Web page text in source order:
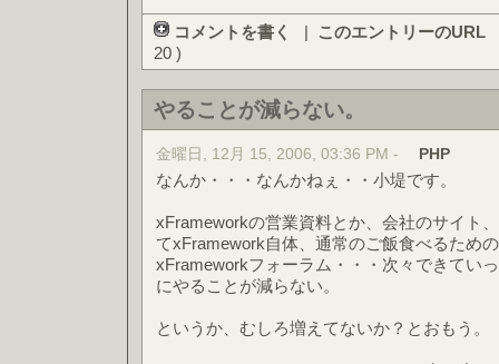
コメントを書く | このエントリーのURL
20 )
やることが減らない。
金曜日, 12月 15, 2006, 03:36 PM - PHP
なんか・・・なんかねぇ・・小堤です。
xFrameworkの営業資料とか、会社のサイト
てxFramework自体、通常のご飯食べるため
xFrameworkフォーラム・・・次々できてい
にやることが減らない。
というか、むしろ増えてないか？とおもう。